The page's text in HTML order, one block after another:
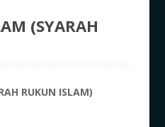
(SYARAH
RUKUN ISLAM)